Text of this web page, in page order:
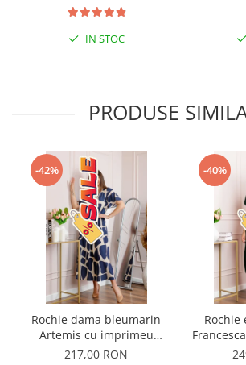
IN STOC
PRODUSE
-42%
Rochie dama bleumarin
Artemis cu imprimeu
abstract si cordon in talie
217,00 RON
-40%
Rochie